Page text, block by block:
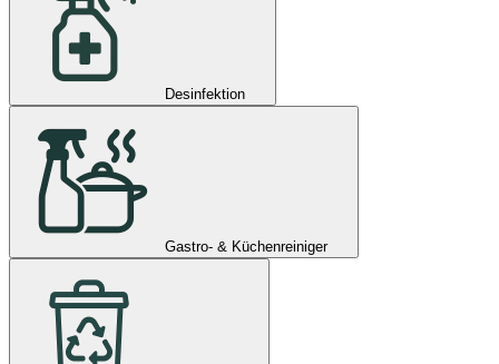
Desinfektion
Gastro- & Küchenreiniger